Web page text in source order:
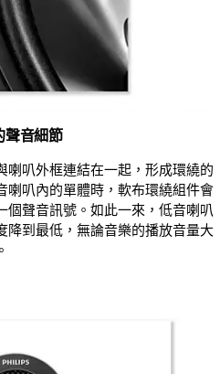
聲音細節
喇叭外框連結在一起，形成環繞的
喇叭內的單體時，軟布環繞組件會
個聲音訊號。如此一來，低音喇叭
降到最低，無論音樂的播放音量大